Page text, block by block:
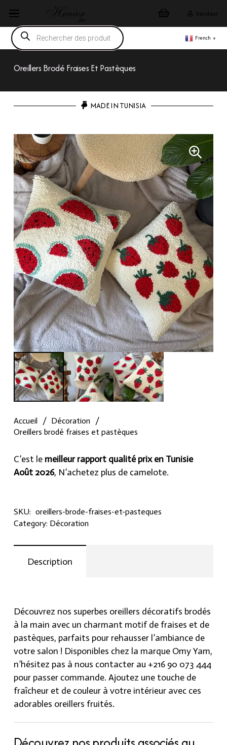
Vendeur
Recherche
de
produits
French ▼
Oreillers Brodé Fraises Et Pastèques
MADE IN TUNISIA
Accueil / Décoration /
Oreillers brodé fraises et pastèques
C’est le meilleur rapport qualité prix en Tunisie
Août 2026, N’achetez plus de camelote.
SKU: oreillers-brode-fraises-et-pasteques
Category: Décoration
Description
Découvrez nos superbes oreillers décoratifs brodés
à la main avec un charmant motif de fraises et de
pastèques, parfaits pour rehausser l’ambiance de
votre salon ! Disponibles chez la marque Omy Yam,
n’hésitez pas à nous contacter au +216 90 073 444
pour passer commande. Ajoutez une touche de
fraîcheur et de couleur à votre intérieur avec ces
adorables oreillers fruités.